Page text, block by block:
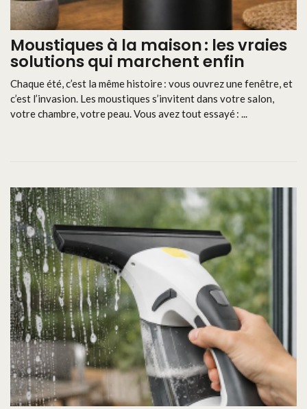
Moustiques à la maison : les vraies
solutions qui marchent enfin
Chaque été, c’est la même histoire : vous ouvrez une fenêtre, et
c’est l’invasion. Les moustiques s’invitent dans votre salon,
votre chambre, votre peau. Vous avez tout essayé : ...